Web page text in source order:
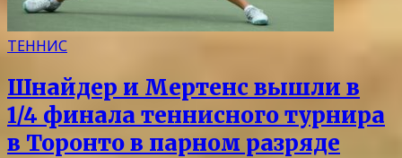
ТЕННИС
Шнайдер и Мертенс вышли в
1/4 финала теннисного турнира
в Торонто в парном разряде